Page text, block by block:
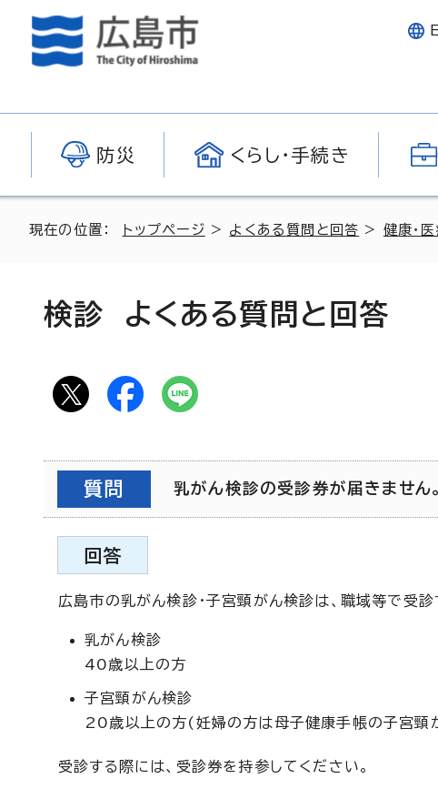
防災 くらし・手続き
現在の位置： トップページ > よくある質問と回答 > 健康・医
検診 よくある質問と回答
質問 乳がん検診の受診券が届きませ
回答
広島市の乳がん検診・子宮頸がん検診は、職域等で受
乳がん検診
40歳以上の方
子宮頸がん検診
20歳以上の方(妊婦の方は母子健康手帳の子宮頸
受診する際には、受診券を持参してください。